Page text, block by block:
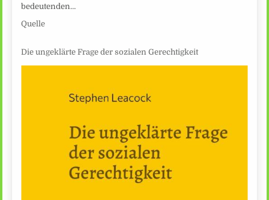
bedeutenden…
Quelle
Die ungeklärte Frage der sozialen Gerechtigkeit